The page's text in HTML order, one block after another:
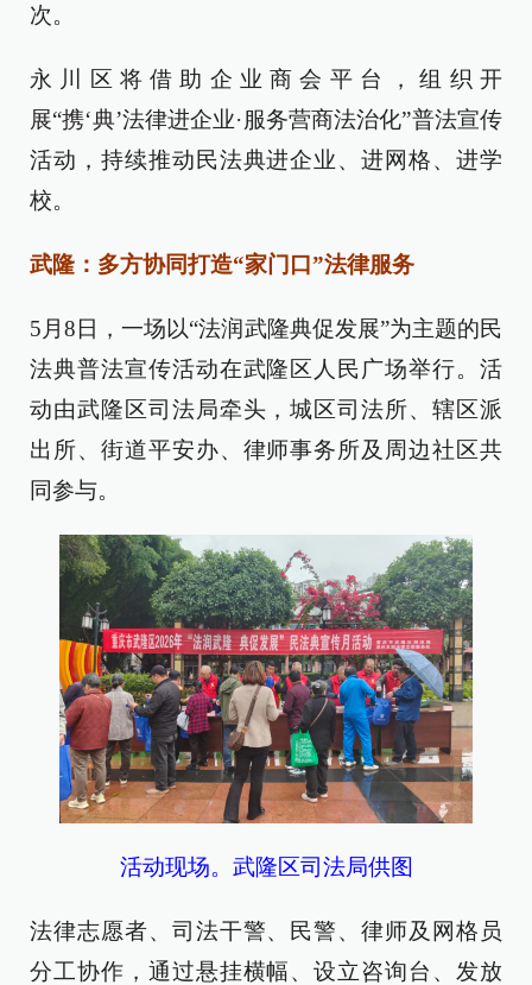
次。
永川区将借助企业商会平台，组织开
展“携‘典’法律进企业·服务营商法治化”普法宣传
活动，持续推动民法典进企业、进网格、进学
校。
武隆：多方协同打造“家门口”法律服务
5月8日，一场以“法润武隆典促发展”为主题的民
法典普法宣传活动在武隆区人民广场举行。活
动由武隆区司法局牵头，城区司法所、辖区派
出所、街道平安办、律师事务所及周边社区共
同参与。
活动现场。武隆区司法局供图
法律志愿者、司法干警、民警、律师及网格员
分工协作，通过悬挂横幅、设立咨询台、发放